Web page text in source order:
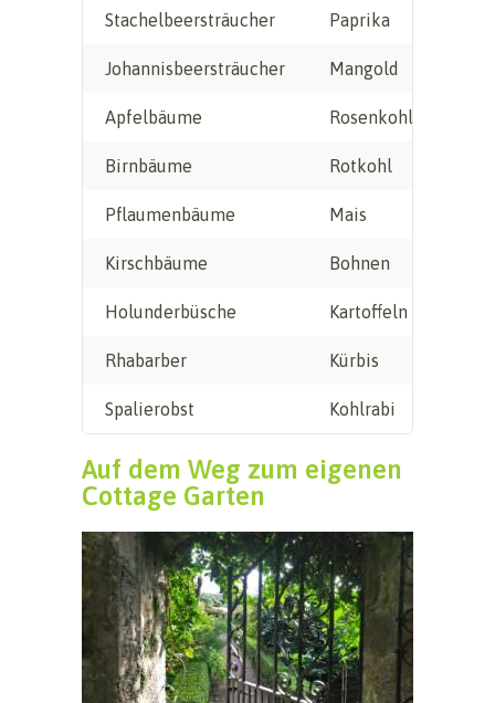
Stachelbeersträucher Paprika
Johannisbeersträucher Mangold
Apfelbäume Rosenkohl
Birnbäume Rotkohl
Pflaumenbäume Mais
Kirschbäume Bohnen
Holunderbüsche Kartoffeln
Rhabarber Kürbis
Spalierobst Kohlrabi
Auf dem Weg zum eigenen
Cottage Garten